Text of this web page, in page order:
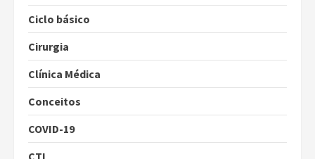
Ciclo básico
Cirurgia
Clínica Médica
Conceitos
COVID-19